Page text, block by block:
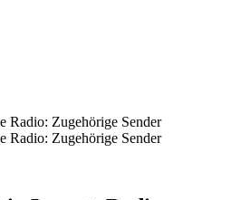
Radio: Zugehörige Sender
Radio: Zugehörige Sender